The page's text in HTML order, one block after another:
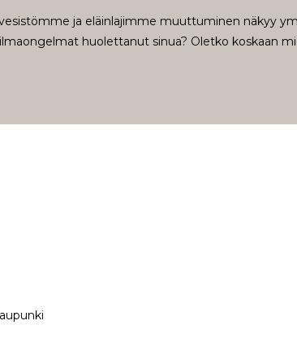
ja eläinlajimme muuttuminen näkyy
huolettanut sinua? Oletko koskaan